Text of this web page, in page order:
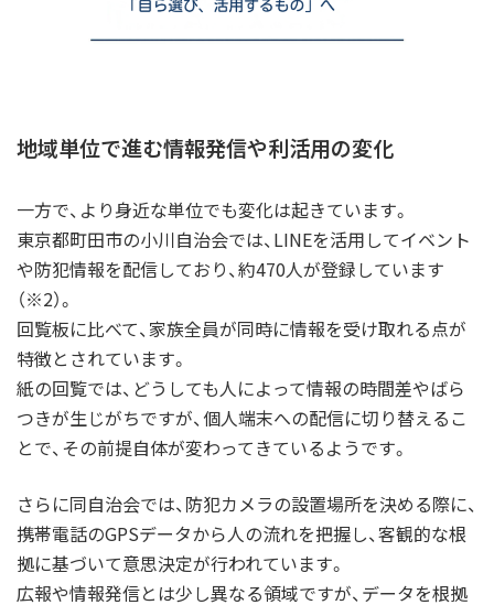
地域単位で進む情報発信や利活用の変化
一方で、より身近な単位でも変化は起きています。
東京都町田市の小川自治会では、LINEを活用してイベント
や防犯情報を配信しており、約470人が登録しています
（※2）。
回覧板に比べて、家族全員が同時に情報を受け取れる点が
特徴とされています。
紙の回覧では、どうしても人によって情報の時間差やばら
つきが生じがちですが、個人端末への配信に切り替えるこ
とで、その前提自体が変わってきているようです。
さらに同自治会では、防犯カメラの設置場所を決める際に、
携帯電話のGPSデータから人の流れを把握し、客観的な根
拠に基づいて意思決定が行われています。
広報や情報発信とは少し異なる領域ですが、データを根拠